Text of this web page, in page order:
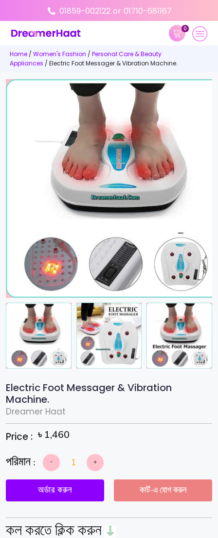
01859-002122 or 01710-681167
0
Home / Women's Fashion / Personal Care & Beauty
Appliances / Electric Foot Messager & Vibration Machine.
Electric Foot Messager & Vibration
Machine.
Dreamer Haat
Price : ৳ 1,460
-
Messager
Machine.
quantity
+
কার্ট-এ যোগ করুন
অর্ডার করুন
কল করতে ক্লিক করুন